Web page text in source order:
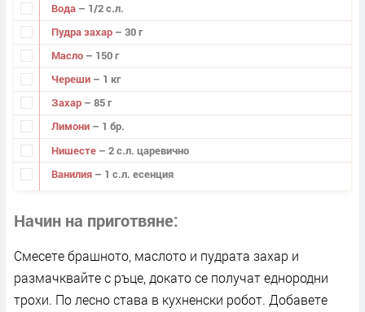
Вода – 1/2 с.л.
Пудра захар – 30 г
Масло – 150 г
Череши – 1 кг
Захар – 85 г
Лимони – 1 бр.
Нишесте – 2 с.л. царевично
Ванилия – 1 с.л. есенция
Начин на приготвяне
Смесете брашното, маслото и пудрата захар и
размачквайте с ръце, докато се получат еднородни
трохи. По лесно става в кухненски робот. Добавете